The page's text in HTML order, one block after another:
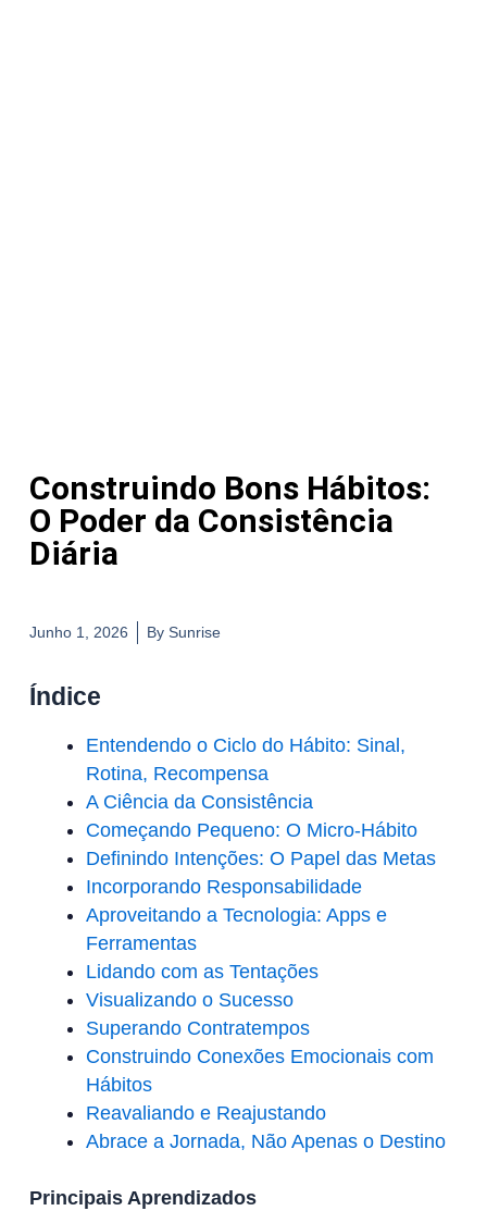
Construindo Bons Hábitos:
O Poder da Consistência
Diária
Junho 1, 2026 BySunrise
Índice
Entendendo o Ciclo do Hábito: Sinal,
Rotina, Recompensa
A Ciência da Consistência
Começando Pequeno: O Micro-Hábito
Definindo Intenções: O Papel das Metas
Incorporando Responsabilidade
Aproveitando a Tecnologia: Apps e
Ferramentas
Lidando com as Tentações
Visualizando o Sucesso
Superando Contratempos
Construindo Conexões Emocionais com
Hábitos
Reavaliando e Reajustando
Abrace a Jornada, Não Apenas o Destino
Principais Aprendizados